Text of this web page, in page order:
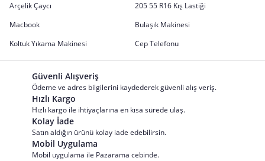
Arçelik Çaycı
205 55 R16 Kış Lastiği
Macbook
Bulaşık Makinesi
Koltuk Yıkama Makinesi
Cep Telefonu
Güvenli Alışveriş
Ödeme ve adres bilgilerini kaydederek güvenli alış veriş.
Hızlı Kargo
Hızlı kargo ile ihtiyaçlarına en kısa sürede ulaş.
Kolay İade
Satın aldığın ürünü kolay iade edebilirsin.
Mobil Uygulama
Mobil uygulama ile Pazarama cebinde.